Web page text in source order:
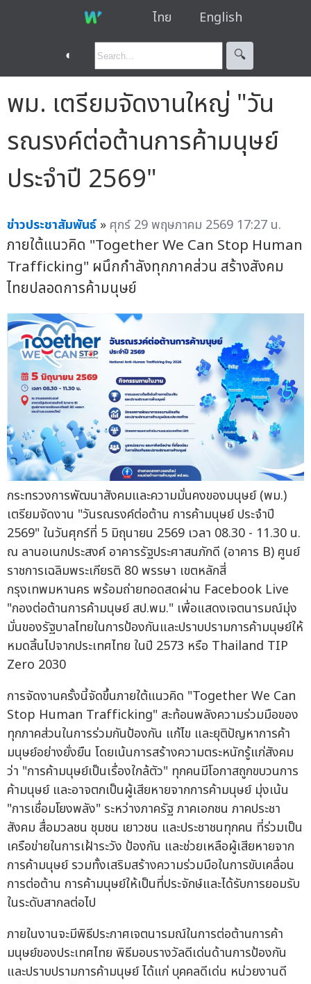
ไทย English
◐ 🔍︎
พม. เตรียมจัดงานใหญ่ "วัน
รณรงค์ต่อต้านการค้ามนุษย์
ประจำปี 2569"
ข่าวประชาสัมพันธ์ » ศุกร์ 29 พฤษภาคม 2569 17:27 น.
ภายใต้แนวคิด "Together We Can Stop Human
Trafficking" ผนึกกำลังทุกภาคส่วน สร้างสังคม
ไทยปลอดการค้ามนุษย์
กระทรวงการพัฒนาสังคมและความมั่นคงของมนุษย์ (พม.)
เตรียมจัดงาน "วันรณรงค์ต่อต้าน การค้ามนุษย์ ประจำปี
2569" ในวันศุกร์ที่ 5 มิถุนายน 2569 เวลา 08.30 - 11.30 น.
ณ ลานอเนกประสงค์ อาคารรัฐประศาสนภักดี (อาคาร B) ศูนย์
ราชการเฉลิมพระเกียรติ 80 พรรษา เขตหลักสี่
กรุงเทพมหานคร พร้อมถ่ายทอดสดผ่าน Facebook Live
"กองต่อต้านการค้ามนุษย์ สป.พม." เพื่อแสดงเจตนารมณ์มุ่ง
มั่นของรัฐบาลไทยในการป้องกันและปราบปรามการค้ามนุษย์ให้
หมดสิ้นไปจากประเทศไทย ในปี 2573 หรือ Thailand TIP
Zero 2030
การจัดงานครั้งนี้จัดขึ้นภายใต้แนวคิด "Together We Can
Stop Human Trafficking" สะท้อนพลังความร่วมมือของ
ทุกภาคส่วนในการร่วมกันป้องกัน แก้ไข และยุติปัญหาการค้า
มนุษย์อย่างยั่งยืน โดยเน้นการสร้างความตระหนักรู้แก่สังคม
ว่า "การค้ามนุษย์เป็นเรื่องใกล้ตัว" ทุกคนมีโอกาสถูกขบวนการ
ค้ามนุษย์ และอาจตกเป็นผู้เสียหายจากการค้ามนุษย์ มุ่งเน้น
"การเชื่อมโยงพลัง" ระหว่างภาครัฐ ภาคเอกชน ภาคประชา
สังคม สื่อมวลชน ชุมชน เยาวชน และประชาชนทุกคน ที่ร่วมเป็น
เครือข่ายในการเฝ้าระวัง ป้องกัน และช่วยเหลือผู้เสียหายจาก
การค้ามนุษย์ รวมทั้งเสริมสร้างความร่วมมือในการขับเคลื่อน
การต่อต้าน การค้ามนุษย์ให้เป็นที่ประจักษ์และได้รับการยอมรับ
ในระดับสากลต่อไป
ภายในงานจะมีพิธีประกาศเจตนารมณ์ในการต่อต้านการค้า
มนุษย์ของประเทศไทย พิธีมอบรางวัลดีเด่นด้านการป้องกัน
และปราบปรามการค้ามนุษย์ ได้แก่ บุคคลดีเด่น หน่วยงานดี